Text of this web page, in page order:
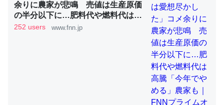
ど、短期記憶というには多い分量。進化すればするほど分
かりやすく強くなりそう
─GPTの仕組みと限界についての考察（１） - conceptualization
昆虫ってカルシウム少ないのか。知らんかった。調べたら
余りに農家が悲鳴 売値は生産原価
の半分以下に…肥料代や燃料代は高
騰「今年でやめる」農家も｜FNNプ
252 users www.fnn.jp